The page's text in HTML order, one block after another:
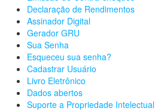
Declaração de Rendimentos
Assinador Digital
Gerador GRU
Sua Senha
Esqueceu sua senha?
Cadastrar Usuário
Livro Eletrônico
Dados abertos
Suporte a Propriedade Intelectual